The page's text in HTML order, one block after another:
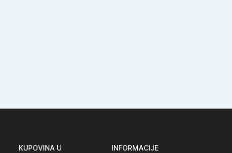
KUPOVINA U
INFORMACIJE